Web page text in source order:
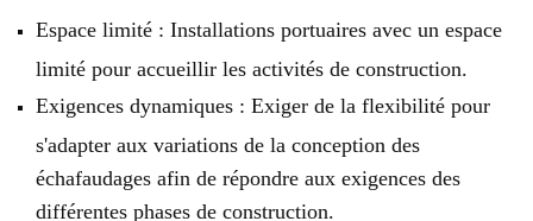
Espace limité : Installations portuaires avec un espace
limité pour accueillir les activités de construction.
Exigences dynamiques : Exiger de la flexibilité pour
s'adapter aux variations de la conception des
échafaudages afin de répondre aux exigences des
différentes phases de construction.